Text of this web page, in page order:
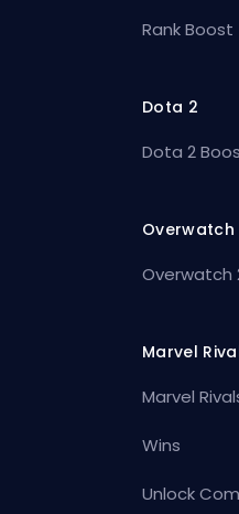
Rank Boost
Dota 2
Dota 2
Overwatch
Overwatch
Marvel
Marvel
Wins
Unlock